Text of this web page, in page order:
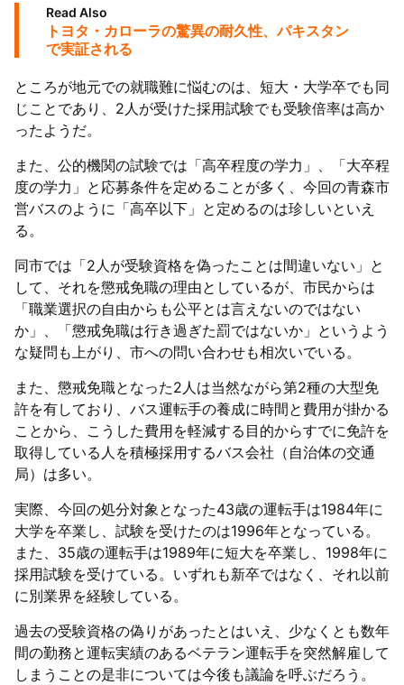
Read Also
トヨタ・カローラの驚異の耐久性、パキスタン
で実証される
ところが地元での就職難に悩むのは、短大・大学卒でも同
じことであり、2人が受けた採用試験でも受験倍率は高か
ったようだ。
また、公的機関の試験では「高卒程度の学力」、「大卒程
度の学力」と応募条件を定めることが多く、今回の青森市
営バスのように「高卒以下」と定めるのは珍しいといえ
る。
同市では「2人が受験資格を偽ったことは間違いない」と
して、それを懲戒免職の理由としているが、市民からは
「職業選択の自由からも公平とは言えないのではない
か」、「懲戒免職は行き過ぎた罰ではないか」というよう
な疑問も上がり、市への問い合わせも相次いでいる。
また、懲戒免職となった2人は当然ながら第2種の大型免
許を有しており、バス運転手の養成に時間と費用が掛かる
ことから、こうした費用を軽減する目的からすでに免許を
取得している人を積極採用するバス会社（自治体の交通
局）は多い。
実際、今回の処分対象となった43歳の運転手は1984年に
大学を卒業し、試験を受けたのは1996年となっている。
また、35歳の運転手は1989年に短大を卒業し、1998年に
採用試験を受けている。いずれも新卒ではなく、それ以前
に別業界を経験している。
過去の受験資格の偽りがあったとはいえ、少なくとも数年
間の勤務と運転実績のあるベテラン運転手を突然解雇して
しまうことの是非については今後も議論を呼ぶだろう。